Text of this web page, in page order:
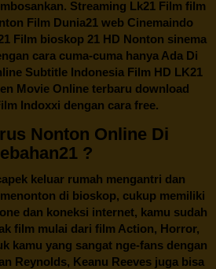
Streaming Lk21 Film film
Film Dunia21 web Cinemaindo
Film bioskop 21 HD Nonton sinema
cara cuma-cuma hanya Ada Di
Subtitle Indonesia Film HD LK21
Movie Online terbaru download
Indoxxi dengan cara free.
Nonton Online Di
?
keluar rumah mengantri dan
di bioskop, cukup memiliki
dan koneksi internet, kamu sudah
film mulai dari film Action, Horror,
kamu yang sangat nge-fans dengan
Reynolds, Keanu Reeves juga bisa